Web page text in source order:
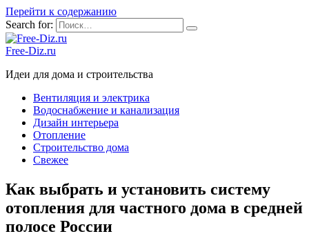
Перейти к содержанию
Search for:
Free-Diz.ru
Идеи для дома и строительства
Вентиляция и электрика
Водоснабжение и канализация
Дизайн интерьера
Отопление
Строительство дома
Свежее
Как выбрать и установить систему
отопления для частного дома в средней
полосе России